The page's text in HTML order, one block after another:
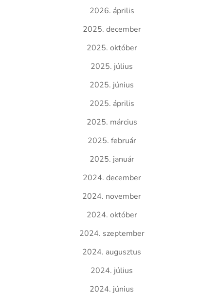
2026. április
2025. december
2025. október
2025. július
2025. június
2025. április
2025. március
2025. február
2025. január
2024. december
2024. november
2024. október
2024. szeptember
2024. augusztus
2024. július
2024. június